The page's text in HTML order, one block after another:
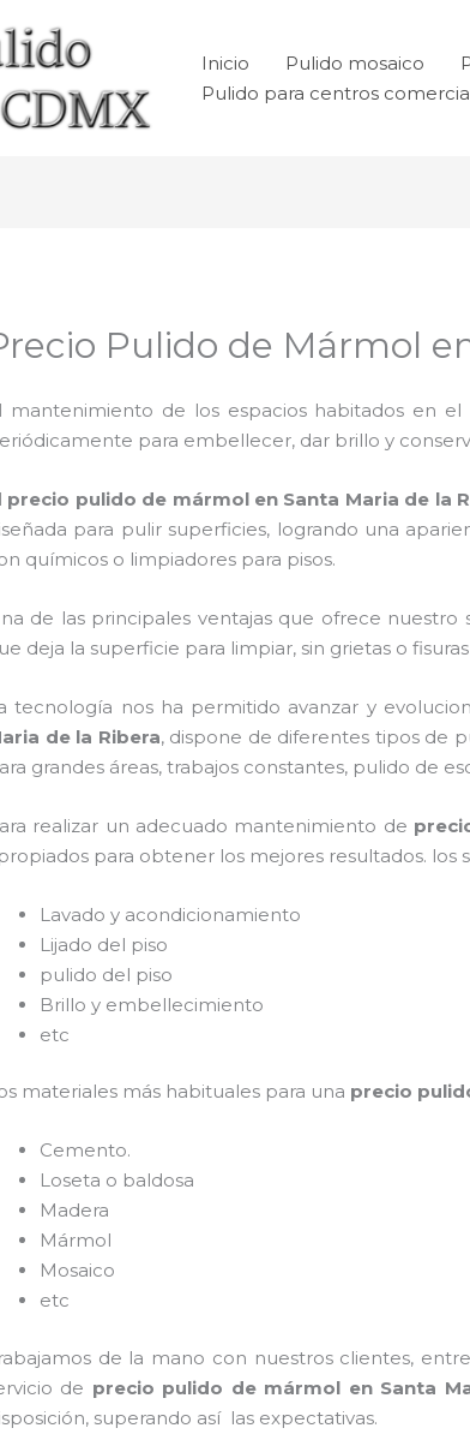
Inicio Pulido mosaico
Pulido para centros
Pulido de Mármol
mantenimiento de los espacios habitados en
para embellecer, dar brillo y
precio pulido de mármol en Santa Maria de la
para pulir superficies, logrando una
químicos o limpiadores para pisos.
de las principales ventajas que ofrece nuestro
deja la superficie para limpiar, sin grietas o
tecnología nos ha permitido avanzar y
de la Ribera, dispone de diferentes tipos de
grandes áreas, trabajos constantes, pulido de
realizar un adecuado mantenimiento de
para obtener los mejores resultados. los
Lavado y acondicionamiento
Lijado del piso
pulido del piso
Brillo y embellecimiento
etc
materiales más habituales para una precio
Cemento.
Loseta o baldosa
Madera
Mármol
Mosaico
etc
de la mano con nuestros clientes,
de precio pulido de mármol en Santa
superando así las expectativas.